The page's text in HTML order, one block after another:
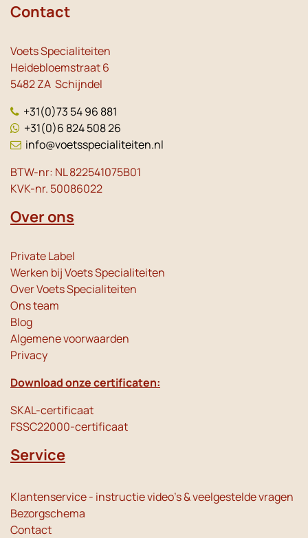
Contact
Voets Specialiteiten
Heidebloemstraat 6
5482 ZA Schijndel
+31(0)73 54 96 881
+31(0)6 824 508 26
info@voetsspecialiteiten.nl
BTW-nr: NL 822541075B01
KVK-nr. 50086022
Over ons
Private Label
Werken bij Voets Specialiteiten
Over Voets Specialiteiten
Ons team
Blog
Algemene voorwaarden
Privacy
Download onze certificaten:
SKAL-certificaat
FSSC22000-certificaat
Service
Klantenservice - instructie video's & veelgestelde vragen
Bezorgschema
Contact